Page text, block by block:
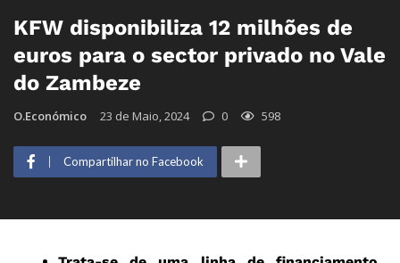
KFW disponibiliza 12 milhões de
euros para o sector privado no Vale
do Zambeze
O.Económico 23 de Maio, 2024 0 598
Compartilhar no Facebook